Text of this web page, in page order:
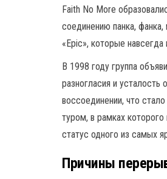
Faith No More
соединению панка,
«Epic», которые навсегда
В 1998 году группа
разногласия и
воссоединении, что
туром, в рамках
статус одного из самых
Причины